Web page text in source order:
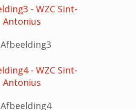
Afbeelding3
Afbeelding4